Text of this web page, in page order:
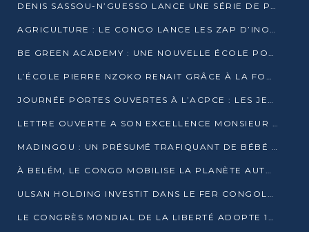
DENIS SASSOU-N’GUESSO LANCE UNE SÉRIE DE PROJETS DANS LE KOUILOU
AGRICULTURE : LE CONGO LANCE LES ZAP D’INONI ET YONO
BE GREEN ACADEMY : UNE NOUVELLE ÉCOLE POUR LES MÉTIERS DE L’ÉCOLOGIE À POINTE-NOIRE
L’ÉCOLE PIERRE NZOKO RENAIT GRÂCE À LA FONDATION MUCODEC
JOURNÉE PORTES OUVERTES À L’ACPCE : LES JEUNES EN IMMERSION DANS L’ENTREPRISE
LETTRE OUVERTE A SON EXCELLENCE MONSIEUR DENIS SASSOU NGUESSO, PRESIDENT DE LAREPUBLIQUE DU CONGO
MADINGOU : UN PRÉSUMÉ TRAFIQUANT DE BÉBÉ CHIMPANZÉ FIXÉ SUR SON SORT LE 20 NOVEMBRE
À BELÉM, LE CONGO MOBILISE LA PLANÈTE AUTOUR DU FONDS BLEU POUR LE BASSIN DU CONGO
ULSAN HOLDING INVESTIT DANS LE FER CONGOLAIS
LE CONGRÈS MONDIAL DE LA LIBERTÉ ADOPTE 14 RÉSOLUTIONS HISTORIQUES